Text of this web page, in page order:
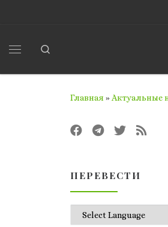
Главная »Актуальные
ПЕРЕВЕСТИ